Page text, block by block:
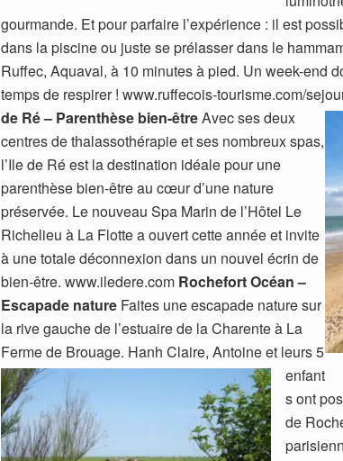
gourmande. Et pour parfaire l’expérience : il est
dans la piscine ou juste se prélasser dans le
Ruffec, Aquaval, à 10 minutes à pied. Un week-end
temps de respirer ! www.ruffecois-tourisme.com/
de Ré – Parenthèse bien-êtreAvec ses deux
centres de thalassothérapie et ses nombreux spas,
l’Ile de Ré est la destination idéale pour une
parenthèse bien-être au cœur d’une nature
préservée. Le nouveau Spa Marin de l’Hôtel Le
Richelieu à La Flotte a ouvert cette année et invite
à une totale déconnexion dans un nouvel écrin de
bien-être. www.iledere.com Rochefort Océan –
Escapade nature Faites une escapade nature sur
la rive gauche de l’estuaire de la Charente à La
Ferme de Brouage. Hanh Claire, Antoine et leurs 5
enfant
s ont
de